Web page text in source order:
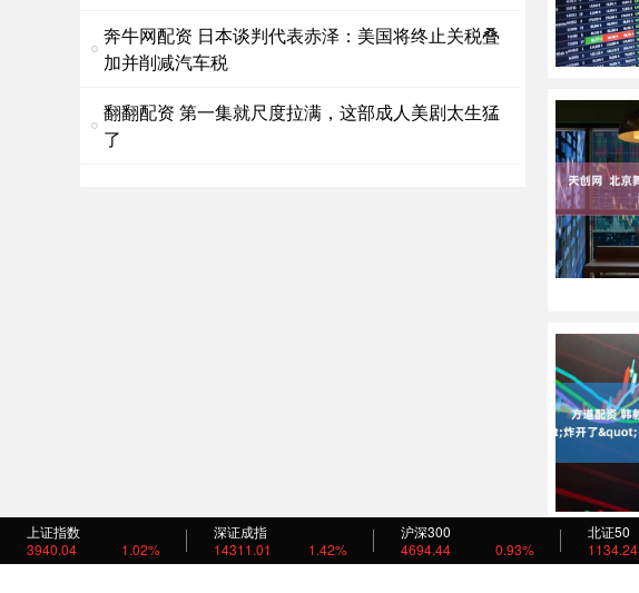
奔牛网配资 日本谈判代表赤泽：美国将终止关税叠
加并削减汽车税
翻翻配资 第一集就尺度拉满，这部成人美剧太生猛
了
上证指数
3940.04
1.02%
深证成指
14311.01
1.42%
沪深300
4694.44
0.93%
北证50
1134.24